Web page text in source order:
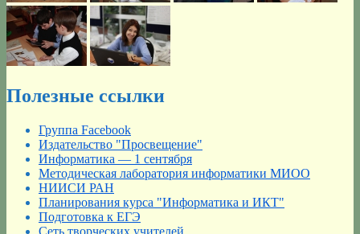
Полезные ссылки
Группа Facebook
Издательство "Просвещение"
Информатика — 1 сентября
Методическая лаборатория информатики МИОО
НИИСИ РАН
Планирования курса "Информатика и ИКТ"
Подготовка к ЕГЭ